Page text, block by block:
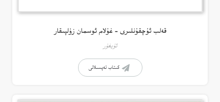
قەلب ئۇچقۇنلىرى – غۇلام ئوسمان زۇلپىقار
ئۇيغۇر
كىتاب تەپسىلاتى